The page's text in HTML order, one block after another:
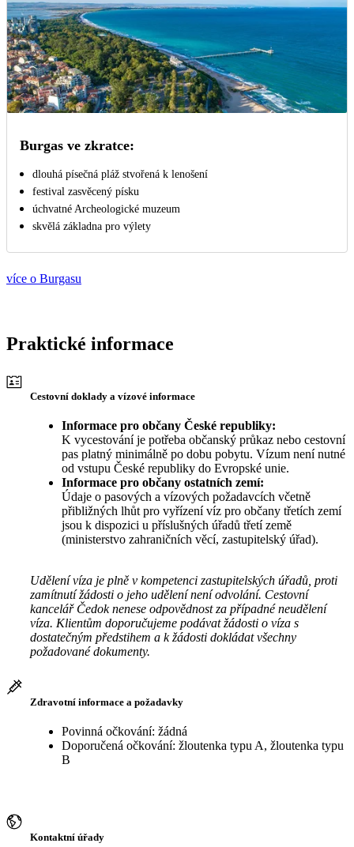
Burgas ve zkratce:
dlouhá písečná pláž stvořená k lenošení
festival zasvěcený písku
úchvatné Archeologické muzeum
skvělá základna pro výlety
více o Burgasu
Praktické informace
Cestovní doklady a vízové informace
Informace pro občany České republiky:
K vycestování je potřeba občanský průkaz nebo cestovní
pas platný minimálně po dobu pobytu. Vízum není nutné
od vstupu České republiky do Evropské unie.
Informace pro občany ostatních zemí:
Údaje o pasových a vízových požadavcích včetně
přibližných lhůt pro vyřízení víz pro občany třetích zemí
jsou k dispozici u příslušných úřadů třetí země
(ministerstvo zahraničních věcí, zastupitelský úřad).
Udělení víza je plně v kompetenci zastupitelských úřadů, proti
zamítnutí žádosti o jeho udělení není odvolání. Cestovní
kancelář Čedok nenese odpovědnost za případné neudělení
víza. Klientům doporučujeme podávat žádosti o víza s
dostatečným předstihem a k žádosti dokládat všechny
požadované dokumenty.
Zdravotní informace a požadavky
Povinná očkování: žádná
Doporučená očkování: žloutenka typu A, žloutenka typu
B
Kontaktní úřady